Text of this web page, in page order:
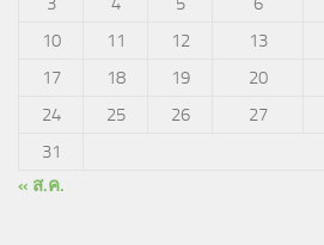
10
11 12 13
17
18 19 20
24
25 26 27
31
« ส.ค.